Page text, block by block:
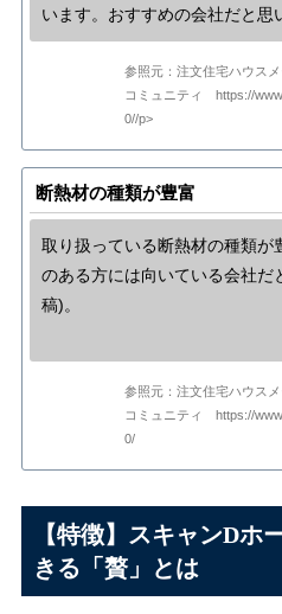
います。おすすめの会社だと思
参照元：注文住宅ハウス
コミュニティ https://
0//p>
断熱材の種類が豊富
取り扱っている断熱材の種類が
のある方には向いている会社
稿)。
参照元：注文住宅ハウス
コミュニティ https://
0/
【特徴】スキャンDホ
きる「贅」とは